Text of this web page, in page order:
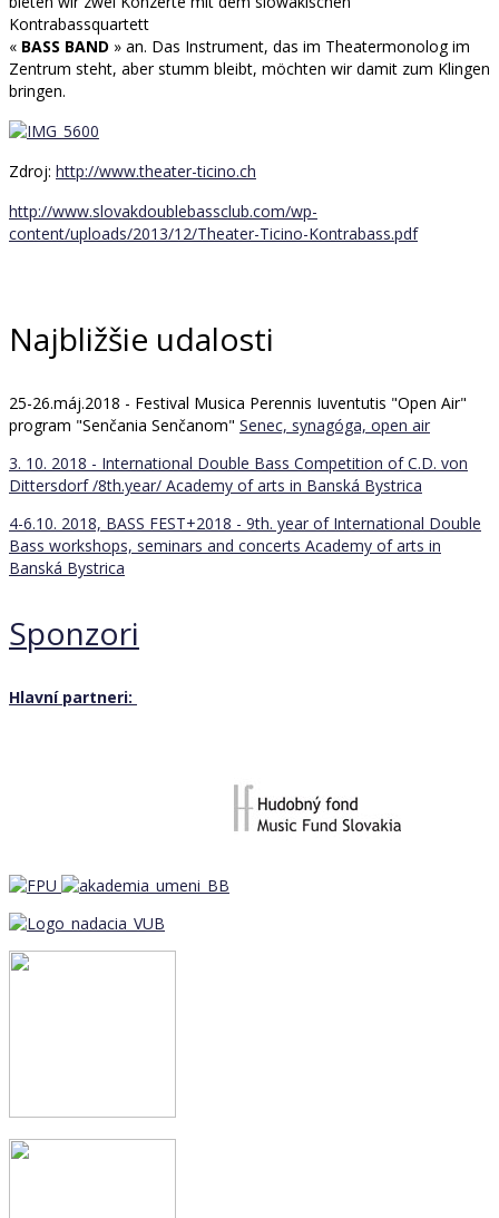
Kontrabassquartett
« BASS BAND » an. Das Instrument, das im Theatermonolog im
Zentrum steht, aber stumm bleibt, möchten wir damit zum Klingen
bringen.
Zdroj: http://www.theater-ticino.ch
http://www.slovakdoublebassclub.com/wp-
content/uploads/2013/12/Theater-Ticino-Kontrabass.pdf
Najbližšie udalosti
25-26.máj.2018 - Festival Musica Perennis Iuventutis "Open Air"
program "Senčania Senčanom" Senec, synagóga, open air
3. 10. 2018 - International Double Bass Competition of C.D. von
Dittersdorf /8th.year/ Academy of arts in Banská Bystrica
4-6.10. 2018, BASS FEST+2018 - 9th. year of International Double
Bass workshops, seminars and concerts Academy of arts in
Banská Bystrica
Sponzori
Hlavní partneri: